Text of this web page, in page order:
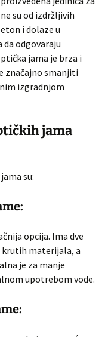
su od izdržljivih
i dolaze u
odgovaraju
jama je brza i
značajno smanjiti
izgradnjom
jama
su:
opcija. Ima dve
krutih materijala, a
je za manje
upotrebom vode.